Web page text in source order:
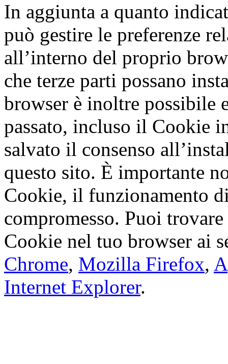
In aggiunta a quanto
può gestire le preferenze
all’interno del proprio
che terze parti possano
browser è inoltre
passato, incluso il Cookie
salvato il consenso
questo sito. È importante
Cookie, il funzionamento
compromesso. Puoi
Cookie nel tuo browser ai
Chrome, Mozilla Firefox,
Internet Explorer.